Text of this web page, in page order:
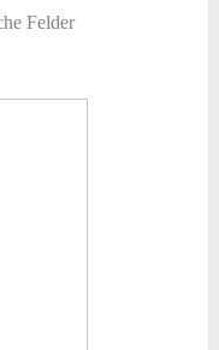
Felder